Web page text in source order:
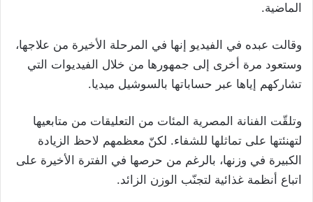
الماضية.
وقالت عبده في الفيديو إنها في المرحلة الأخيرة من علاجها،
وستعود مرة أخرى إلى جمهورها من خلال الفيديوات التي
تشاركهم إياها عبر حساباتها بالسوشيل ميديا.
وتلقّت الفنانة المصرية المئات من التعليقات من متابعيها
لتهنئتها على تماثلها للشفاء. لكنّ معظمهم لاحظ الزيادة
الكبيرة في وزنها، بالرغم من حرصها في الفترة الأخيرة على
اتباع أنظمة غذائية لتجنّب الوزن الزائد.